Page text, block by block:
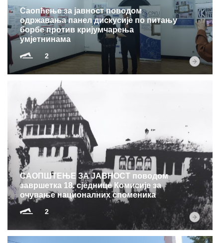
Саопћење за јавност поводом
одржавања панел дискусије по питању
борбе против кријумчарења
умјетнинама
2
САОПШТЕЊЕ ЗА ЈАВНОСТ поводом
завршетка 18. сједнице Комисије за
очување националних споменика
2